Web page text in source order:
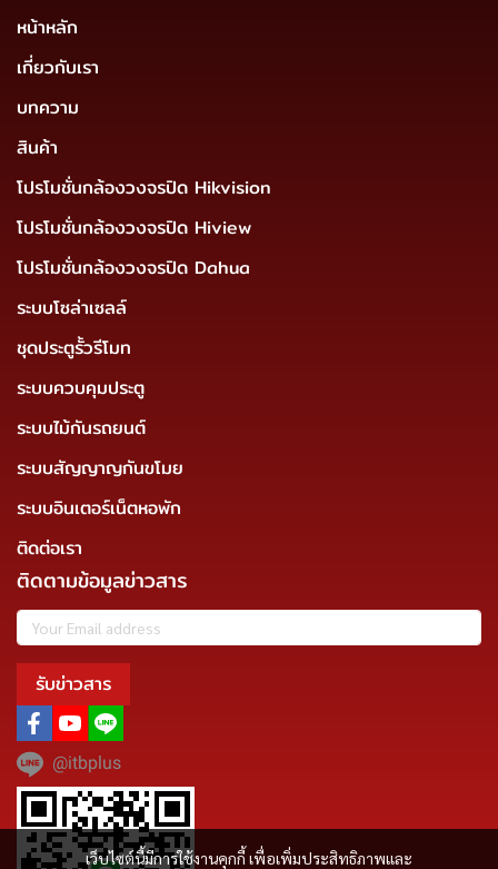
เว็บไซต์นี้มีการใช้งานคุกกี้ เพื่อเพิ่มประสิทธิภาพและ
หน้าหลัก
เกี่ยวกับเรา
บทความ
สินค้า
โปรโมชั่นกล้องวงจรปิด Hikvision
โปรโมชั่นกล้องวงจรปิด Hiview
โปรโมชั่นกล้องวงจรปิด Dahua
ระบบโซล่าเซลล์
ชุดประตูรั้วรีโมท
ระบบควบคุมประตู
ระบบไม้กันรถยนต์
ระบบสัญญาญกันขโมย
ระบบอินเตอร์เน็ตหอพัก
ติดต่อเรา
ติดตามข้อมูลข่าวสาร
รับข่าวสาร
@itbplus